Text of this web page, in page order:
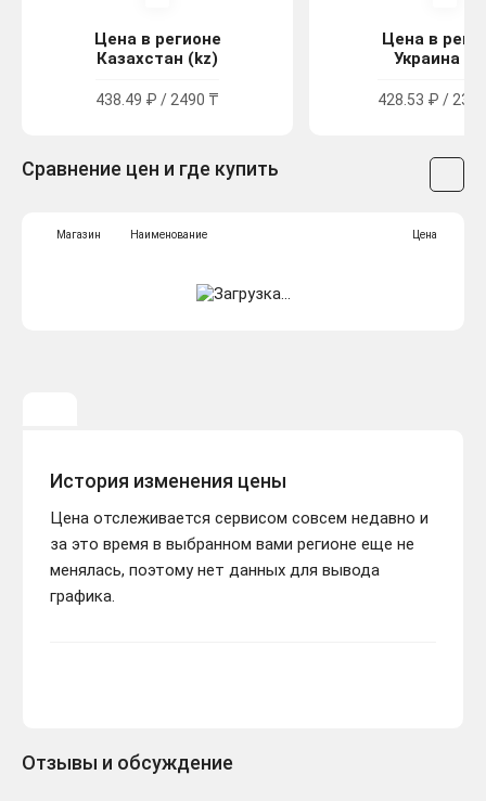
Цена в регионе
Казахстан (kz)
438.49 ₽ / 2490 ₸
Цена в
Украина
428.53 ₽ /
Сравнение цен и где купить
Магазин Наименование Цена
История изменения цены
Цена отслеживается сервисом совсем недавно и
за это время в выбранном вами регионе еще не
менялась, поэтому нет данных для вывода
графика.
Отзывы и обсуждение